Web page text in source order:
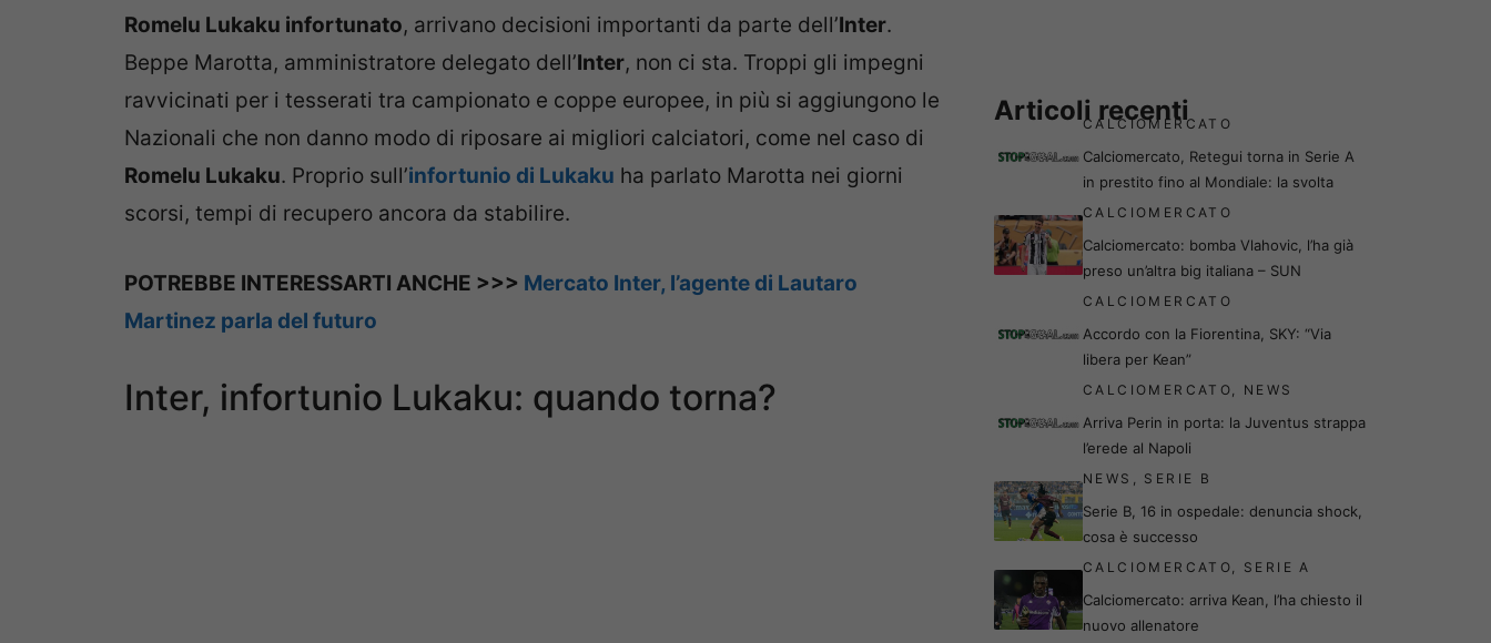
Romelu Lukaku infortunato, arrivano decisioni importanti da parte dell’Inter.
Beppe Marotta, amministratore delegato dell’Inter, non ci sta. Troppi gli impegni
ravvicinati per i tesserati tra campionato e coppe europee, in più si aggiungono le
Nazionali che non danno modo di riposare ai migliori calciatori, come nel caso di
Romelu Lukaku. Proprio sull’infortunio di Lukaku ha parlato Marotta nei giorni
scorsi, tempi di recupero ancora da stabilire.
POTREBBE INTERESSARTI ANCHE >>> Mercato Inter, l’agente di Lautaro
Martinez parla del futuro
Inter, infortunio Lukaku: quando torna?
Articoli recenti
CALCIOMERCATO
Calciomercato, Retegui torna in Serie A
in prestito fino al Mondiale: la svolta
CALCIOMERCATO
Calciomercato: bomba Vlahovic, l’ha già
preso un’altra big italiana – SUN
CALCIOMERCATO
Accordo con la Fiorentina, SKY: “Via
libera per Kean”
CALCIOMERCATO, NEWS
Arriva Perin in porta: la Juventus strappa
l’erede al Napoli
NEWS , SERIE B
Serie B, 16 in ospedale: denuncia shock,
cosa è successo
CALCIOMERCATO, SERIE A
Calciomercato: arriva Kean, l’ha chiesto il
nuovo allenatore